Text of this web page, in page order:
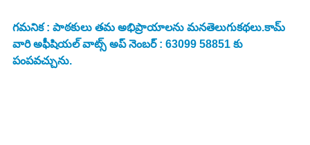
గమనిక : పాఠకులు తమ అభిప్రాయాలను మనతెలుగుకథలు.కామ్
వారి అఫీషియల్ వాట్స్ అప్ నెంబర్ : 63099 58851 కు
పంపవచ్చును.